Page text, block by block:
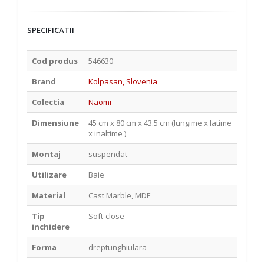
SPECIFICATII
Cod produs
546630
Brand
Kolpasan, Slovenia
Colectia
Naomi
Dimensiune
45 cm x 80 cm x 43.5 cm (lungime x latime
x inaltime )
Montaj
suspendat
Utilizare
Baie
Material
Cast Marble, MDF
Tip
inchidere
Soft-close
Forma
dreptunghiulara